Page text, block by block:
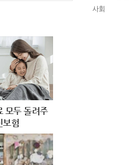
모두 돌려주
보험
사회